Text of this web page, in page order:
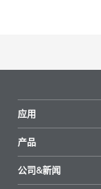
应用
产品
所有产品
公司&新闻